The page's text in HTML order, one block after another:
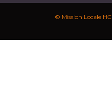
© Mission Locale HC